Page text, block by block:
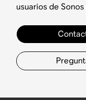
usuarios de